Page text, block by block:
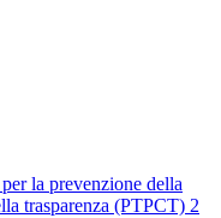
la prevenzione della
trasparenza (PTPCT) 2